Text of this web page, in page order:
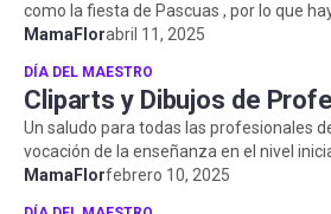
como la fiesta de Pascuas , por lo que
obra para reali...
MamaFlorabril 11, 2025
DÍA DEL MAESTRO
Cliparts y Dibujos de
Un saludo para todas las profesionales
vocación de la enseñanza en el nivel
fundamental en la fo...
MamaFlorfebrero 10, 2025